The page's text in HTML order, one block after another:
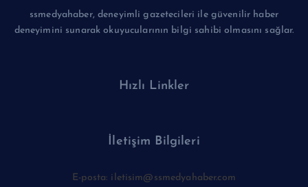
ssmedyahaber, deneyimli gazetecileri ile güvenilir haber
deneyimini sunarak okuyucularının bilgi sahibi olmasını sağlar.
Hızlı Linkler
İletişim Bilgileri
E-posta: iletisim@ssmedyahaber.com